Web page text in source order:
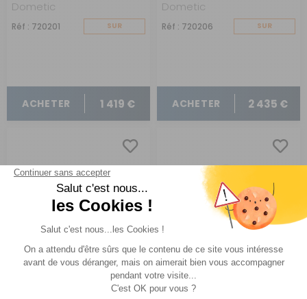
Dometic
Réf : 720201
SUR
ACHETER 1 419 €
Dometic
Réf : 720206
SUR
ACHETER 2 435 €
Climatiseur Freshjet
FJX4 pour camping-car
Climatiseur Freshlight